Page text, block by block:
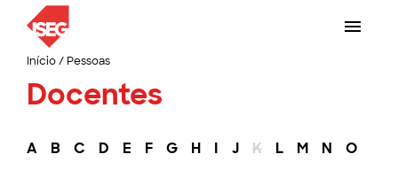
Início/ Pessoas
Docentes
A B C D E F G H I J K L M N O